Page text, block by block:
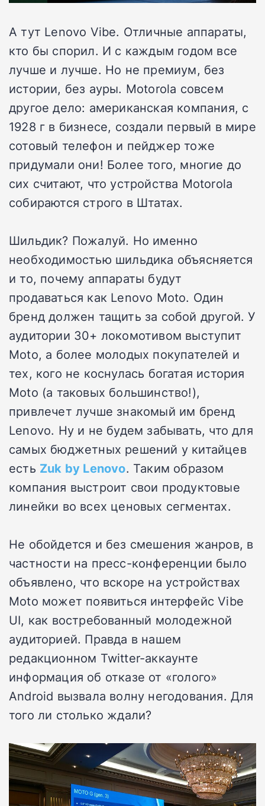
А тут Lenovo Vibe. Отличные аппараты,
кто бы спорил. И с каждым годом все
лучше и лучше. Но не премиум, без
истории, без ауры. Motorola совсем
другое дело: американская компания, с
1928 г в бизнесе, создали первый в мире
сотовый телефон и пейджер тоже
придумали они! Более того, многие до
сих считают, что устройства Motorola
собираются строго в Штатах.
Шильдик? Пожалуй. Но именно
необходимостью шильдика объясняется
и то, почему аппараты будут
продаваться как Lenovo Moto. Один
бренд должен тащить за собой другой. У
аудитории 30+ локомотивом выступит
Moto, а более молодых покупателей и
тех, кого не коснулась богатая история
Moto (а таковых большинство!),
привлечет лучше знакомый им бренд
Lenovo. Ну и не будем забывать, что для
самых бюджетных решений у китайцев
есть Zuk by Lenovo. Таким образом
компания выстроит свои продуктовые
линейки во всех ценовых сегментах.
Не обойдется и без смешения жанров, в
частности на пресс-конференции было
объявлено, что вскоре на устройствах
Moto может появиться интерфейс Vibe
UI, как востребованный молодежной
аудиторией. Правда в нашем
редакционном Twitter-аккаунте
информация об отказе от «голого»
Android вызвала волну негодования. Для
того ли столько ждали?